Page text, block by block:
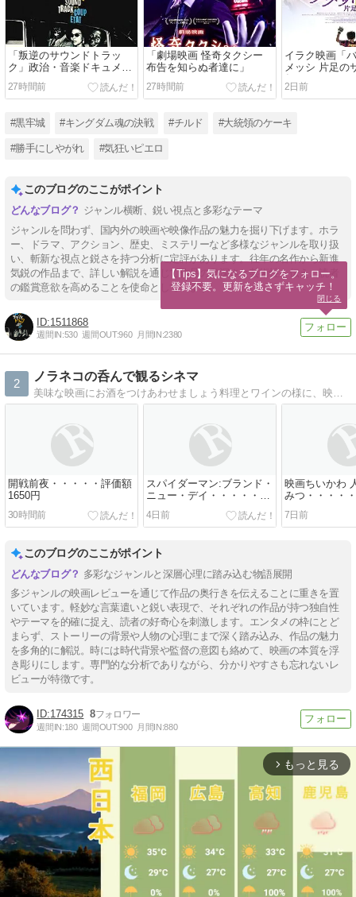
「叛逆のサウンドトラッ
ク」政治・音楽ドキュメン
タリー
27時間前
「劇場映画 怪奇タクシー
布告を知らぬ者達に」
27時間前
イラク映画「
メッシ 片足の
年」
2日前
#黒牢城 #キングダム魂の決戦 #チルド #大統領のケーキ
#勝手にしやがれ #気狂いピエロ
このブログのここがポイント
ジャンル横断、鋭い視点と多彩なテーマ
ジャンルを問わず、国内外の映画や映像作品の魅力を掘り下げます。ホラ
ー、ドラマ、アクション、歴史、ミステリーなど多様なジャンルを取り扱
い、斬新な視点と鋭さを持つ分析に定評があります。往年の名作から新進
気鋭の作品まで、詳しい解説を通じて作品の奥深さと芸術性を伝え、読者
の鑑賞意欲を高めることを使命としています。
1511868
週間IN:530 週間OUT:960 月間IN:2380
2
ノラネコの呑んで観るシネマ
美味な映画にお酒をつけあわせましょう料理とワインの様に、映画にお酒を合わせてみます
開戦前夜・・・・・評価額
1650円
30時間前
スパイダーマン:ブランド・
ニュー・デイ・・・・・評
価額1750円
4日前
映画ちいかわ
みつ・・・・
7日前
このブログのここがポイント
多彩なジャンルと深層心理に踏み込む物語展開
多ジャンルの映画レビューを通じて作品の奥行きを伝えることに重きを置
いています。軽妙な言葉遣いと鋭い表現で、それぞれの作品が持つ独自性
やテーマを的確に捉え、読者の好奇心を刺激します。エンタメの枠にとど
まらず、ストーリーの背景や人物の心理にまで深く踏み込み、作品の魅力
を多角的に解説。時には時代背景や監督の意図も絡めて、映画の本質を浮
き彫りにします。専門的な分析でありながら、分かりやすさも忘れないレ
ビューが特徴です。
174315 8
週間IN:180 週間OUT:900 月間IN:880
arrow_forward_ios もっと見る
【Tips】気になるブログをフォロー。
登録不要。更新を逃さずキャッチ！
閉じる